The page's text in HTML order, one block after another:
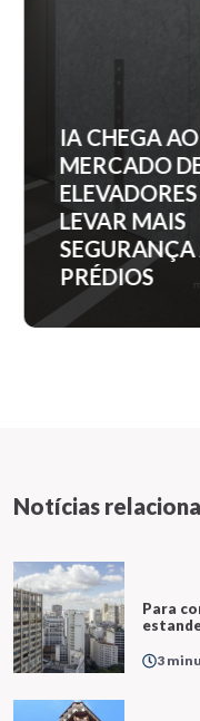
IA CHEGA AO
MERCADO
LEVAR MAIS
SEGURANÇA
PRÉDIOS
Notícias
Para
3